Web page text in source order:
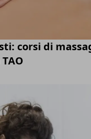
corsi di